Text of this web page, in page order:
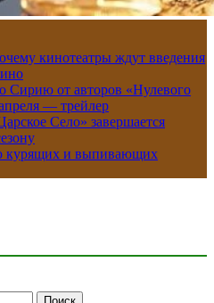
кинотеатры ждут введения
Сирию от авторов «Нулевого
— трейлер
Село» завершается
курящих и выпивающих